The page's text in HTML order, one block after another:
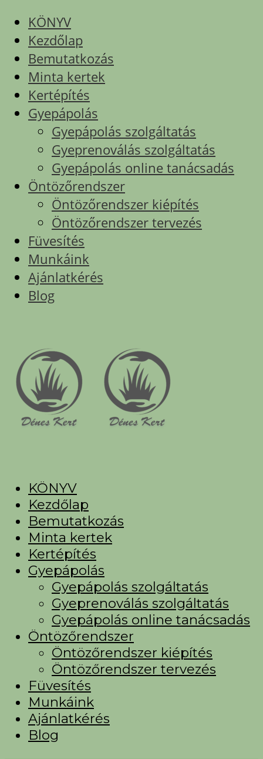
KÖNYV
Kezdőlap
Bemutatkozás
Minta kertek
Kertépítés
Gyepápolás
Gyepápolás szolgáltatás
Gyeprenoválás szolgáltatás
Gyepápolás online tanácsadás
Öntözőrendszer
Öntözőrendszer kiépítés
Öntözőrendszer tervezés
Füvesítés
Munkáink
Ajánlatkérés
Blog
KÖNYV
Kezdőlap
Bemutatkozás
Minta kertek
Kertépítés
Gyepápolás
Gyepápolás szolgáltatás
Gyeprenoválás szolgáltatás
Gyepápolás online tanácsadás
Öntözőrendszer
Öntözőrendszer kiépítés
Öntözőrendszer tervezés
Füvesítés
Munkáink
Ajánlatkérés
Blog